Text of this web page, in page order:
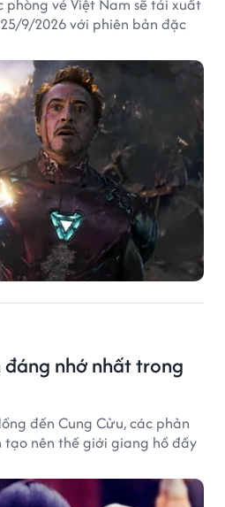
9/2026 với phiên bản đặc
nhớ nhất trong
đến Cung Cửu, các phản
tạo nên thế giới giang hồ đầy